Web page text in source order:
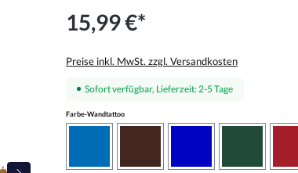
15,99 €*
Preise inkl. MwSt. zzgl. Versandkosten
Sofort verfügbar, Lieferzeit: 2-5 Tage
Farbe-Wandtattooauswählen